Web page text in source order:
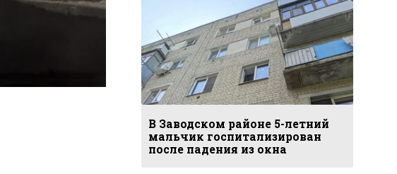
В Заводском районе 5-летний
мальчик госпитализирован
после падения из окна